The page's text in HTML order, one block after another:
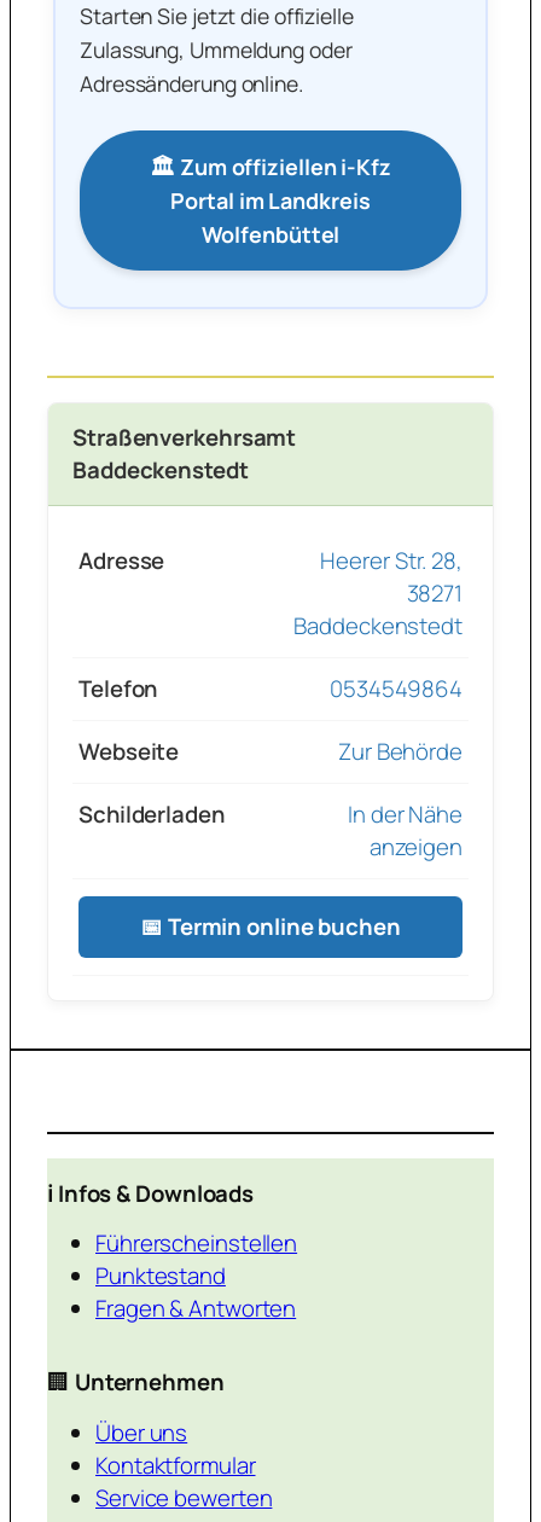
Starten Sie jetzt die offizielle
Zulassung, Ummeldung oder
Adressänderung online.
🏛️ Zum offiziellen i-Kfz
Portal im Landkreis
Wolfenbüttel
Straßenverkehrsamt
Baddeckenstedt
Adresse
Heerer Str. 28,
38271
Baddeckenstedt
Telefon
0534549864
Webseite
Zur Behörde
Schilderladen
In der Nähe
anzeigen
📅 Termin online buchen
ℹ️ Infos & Downloads
Führerscheinstellen
Punktestand
Fragen & Antworten
🏢 Unternehmen
Über uns
Kontaktformular
Service bewerten